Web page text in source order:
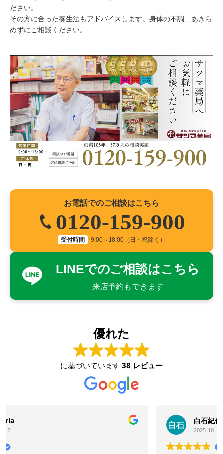
ださい。
その方に合った養生法もアドバイスします。身体の不調、あきら
めずにご相談ください。
お電話でのご相談はこちら
0120-159-900
受付時間 9:00～18:00（日・祝除く）
LINEでのご相談はこちら
来店予約もできます
優れた
に基づいています 38 レビュー